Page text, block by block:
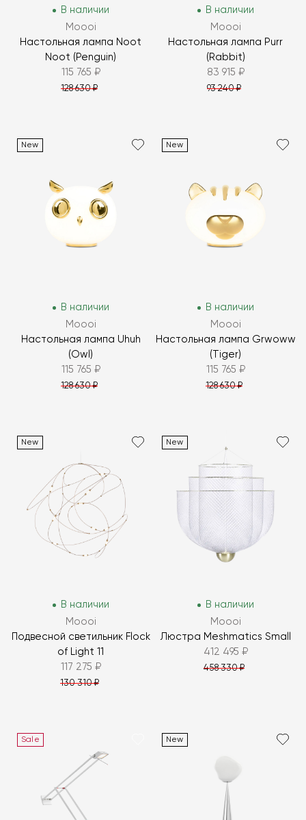
В наличии
Moooi
Настольная лампа Noot
Noot (Penguin)
115 765 ₽
128 630 ₽
В наличии
Moooi
Настольная лампа Purr
(Rabbit)
83 915 ₽
93 240 ₽
New
В наличии
Moooi
Настольная лампа Uhuh
(Owl)
115 765 ₽
128 630 ₽
New
В наличии
Moooi
Настольная лампа Grwoww
(Tiger)
115 765 ₽
128 630 ₽
New
В наличии
Moooi
Подвесной светильник Flock
of Light 11
117 275 ₽
130 310 ₽
New
В наличии
Moooi
Люстра Meshmatics Small
412 495 ₽
458 330 ₽
Sale New